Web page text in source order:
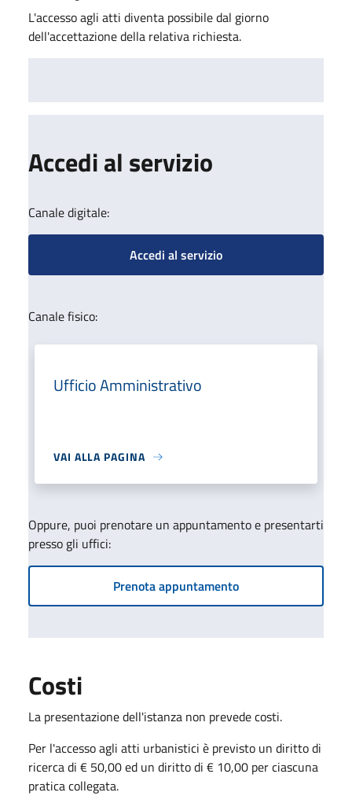
L'accesso agli atti diventa possibile dal giorno
dell'accettazione della relativa richiesta.
Accedi al servizio
Canale digitale:
Accedi al servizio
Canale fisico:
Ufficio Amministrativo
VAI ALLA PAGINA
Oppure, puoi prenotare un appuntamento e presentarti
presso gli uffici:
Prenota appuntamento
Costi
La presentazione dell'istanza non prevede costi.
Per l'accesso agli atti urbanistici è previsto un diritto di
ricerca di € 50,00 ed un diritto di € 10,00 per ciascuna
pratica collegata.